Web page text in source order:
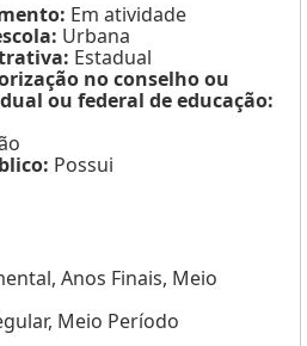
Em atividade
Urbana
Estadual
no conselho ou
ou federal de educação:
Possui
Anos Finais, Meio
Meio Período